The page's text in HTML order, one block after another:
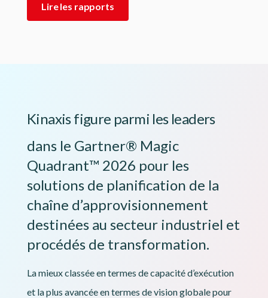
Lire les rapports
Kinaxis figure parmi les leaders
dans le Gartner® Magic
Quadrant™ 2026 pour les
solutions de planification de la
chaîne d’approvisionnement
destinées au secteur industriel et
procédés de transformation.
La mieux classée en termes de capacité d’exécution
et la plus avancée en termes de vision globale pour